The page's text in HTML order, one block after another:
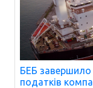
БЕБ завершило
податків